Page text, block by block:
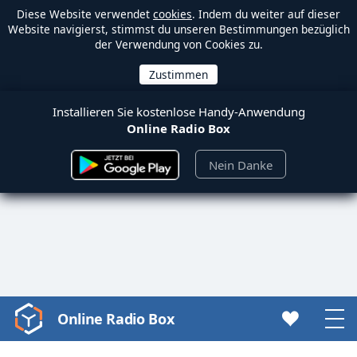
Diese Website verwendet cookies. Indem du weiter auf dieser
Website navigierst, stimmst du unseren Bestimmungen bezüglich
der Verwendung von Cookies zu.
Installieren Sie kostenlose Handy-Anwendung
Online Radio Box
Nein Danke
Video
Player
Online Radio Box